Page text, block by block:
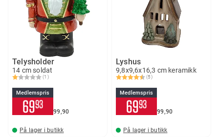
Telysholder
14 cm soldat
Karakter:
(1)
1.0 av 5 mulige
Medlemspris
6993
99 90
På lager i butikk
Lyshus
9,8x9,6x16,3 cm keramikk
Karakter:
(5)
4.6 av 5 mulige
Medlemspris
6993
99 90
På lager i butikk